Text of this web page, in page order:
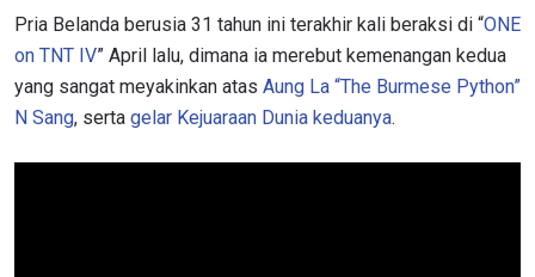
Pria Belanda berusia 31 tahun ini terakhir kali beraksi di “ONE
on TNT IV” April lalu, dimana ia merebut kemenangan kedua
yang sangat meyakinkan atas Aung La “The Burmese Python”
N Sang, serta gelar Kejuaraan Dunia keduanya.